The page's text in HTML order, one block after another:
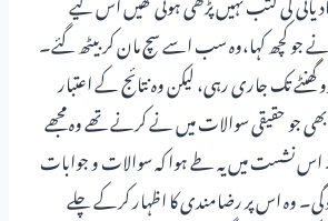
نے جو کچھ کہا،وہ سب اسے سچ مان کر بیٹھ گئے۔
تک جاری رہی، لیکن وہ نتائج کے اعتبار
جو حقیقی سوالات میں نے کرنے تھے وہ مجھے
نشست میں یہ طے ہوا کہ سوالات و جوابات
وہ اس پر رضامندی کا اظہار کرکے چلے